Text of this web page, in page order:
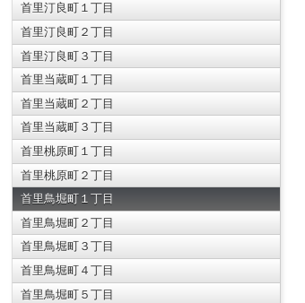
首里汀良町１丁目
首里汀良町２丁目
首里汀良町３丁目
首里当蔵町１丁目
首里当蔵町２丁目
首里当蔵町３丁目
首里桃原町１丁目
首里桃原町２丁目
首里鳥堀町１丁目
首里鳥堀町２丁目
首里鳥堀町３丁目
首里鳥堀町４丁目
首里鳥堀町５丁目